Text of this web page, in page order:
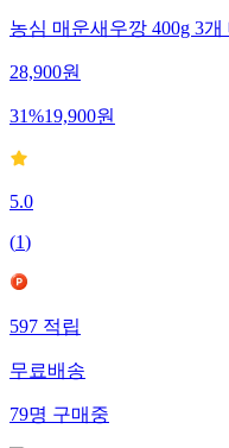
농심 매운새우깡 400g 3
28,900원
31%19,900원
5.0
(1)
597 적립
무료배송
79명 구매중